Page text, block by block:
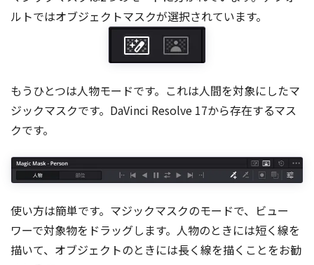
ルトではオブジェクトマスクが選択されています。
もうひとつは人物モードです。これは人間を対象にしたマ
ジックマスクです。DaVinci Resolve 17から存在するマス
クです。
使い方は簡単です。マジックマスクのモードで、ビュー
ワーで対象物をドラッグします。人物のときには短く線を
描いて、オブジェクトのときには長く線を描くことをお勧